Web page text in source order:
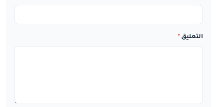
التعليق *